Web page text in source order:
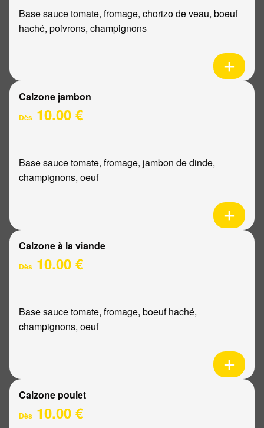
Base sauce tomate, fromage, chorizo de veau, boeuf
haché, poivrons, champignons
Calzone jambon
Dès 10.00 €
Base sauce tomate, fromage, jambon de dinde,
champignons, oeuf
Calzone à la viande
Dès 10.00 €
Base sauce tomate, fromage, boeuf haché,
champignons, oeuf
Calzone poulet
Dès 10.00 €